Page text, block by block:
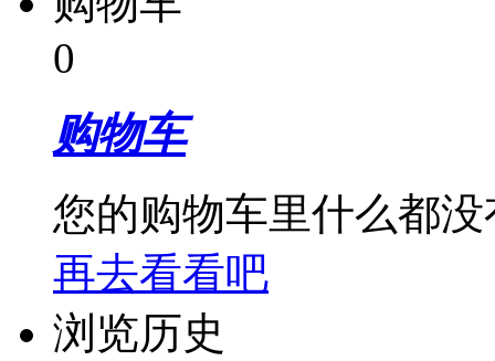
0
购物车
您的购物车里什么都没
再去看看吧
浏览历史